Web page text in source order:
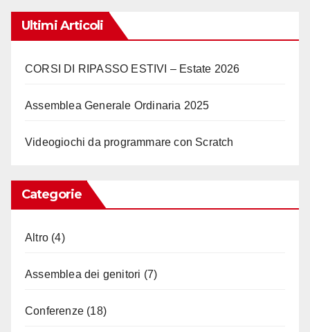
Ultimi Articoli
CORSI DI RIPASSO ESTIVI – Estate 2026
Assemblea Generale Ordinaria 2025
Videogiochi da programmare con Scratch
Categorie
Altro (4)
Assemblea dei genitori (7)
Conferenze (18)